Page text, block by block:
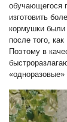
обучающегося
изготовить
кормушки были
после того,
Поэтому в